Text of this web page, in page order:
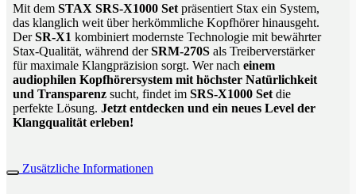
Mit dem STAX SRS-X1000 Set präsentiert Stax ein System,
das klanglich weit über herkömmliche Kopfhörer hinausgeht.
DerSR-X1 kombiniert modernste Technologie mit bewährter
Stax-Qualität, während derSRM-270S als Treiberverstärker
für maximale Klangpräzision sorgt. Wer nach einem
audiophilen Kopfhörersystem mit höchster Natürlichkeit
und Transparenz sucht, findet im SRS-X1000 Set die
perfekte Lösung. Jetzt entdecken und ein neues Level der
Klangqualität erleben!
Zusätzliche Informationen